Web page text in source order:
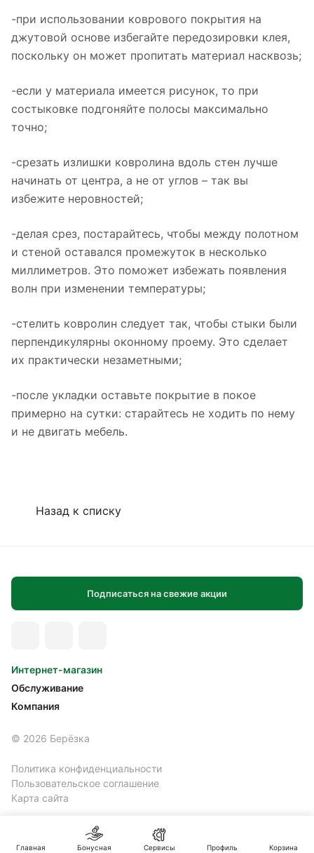
-при использовании коврового покрытия на
джутовой основе избегайте передозировки клея,
поскольку он может пропитать материал насквозь;
-если у материала имеется рисунок, то при
состыковке подгоняйте полосы максимально
точно;
-срезать излишки ковролина вдоль стен лучше
начинать от центра, а не от углов – так вы
избежите неровностей;
-делая срез, постарайтесь, чтобы между полотном
и стеной оставался промежуток в несколько
миллиметров. Это поможет избежать появления
волн при изменении температуры;
-стелить ковролин следует так, чтобы стыки были
перпендикулярны оконному проему. Это сделает
их практически незаметными;
-после укладки оставьте покрытие в покое
примерно на сутки: старайтесь не ходить по нему
и не двигать мебель.
Назад к списку
Подписаться на свежие акции
Интернет-магазин
Обслуживание
Компания
© 2026 Берёзка
Политика конфиденциальности
Пользовательское соглашение
Карта сайта
Главная Бонусная Сервисы Профиль Корзина